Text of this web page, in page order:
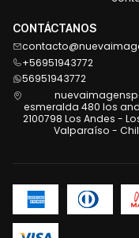
CONTÁCTANOS
+56951943772
56951943772
esmeralda 480 los
2100798 Los Andes -
Valparaíso -